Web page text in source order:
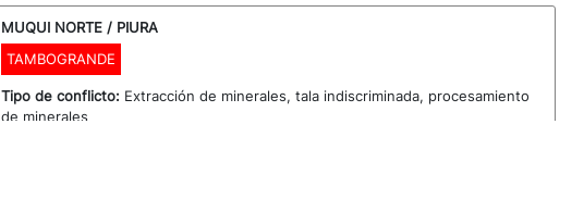
MUQUI NORTE / PIURA
TAMBOGRANDE
Tipo de conflicto: Extracción de minerales, tala indiscriminada, procesamiento
de minerales